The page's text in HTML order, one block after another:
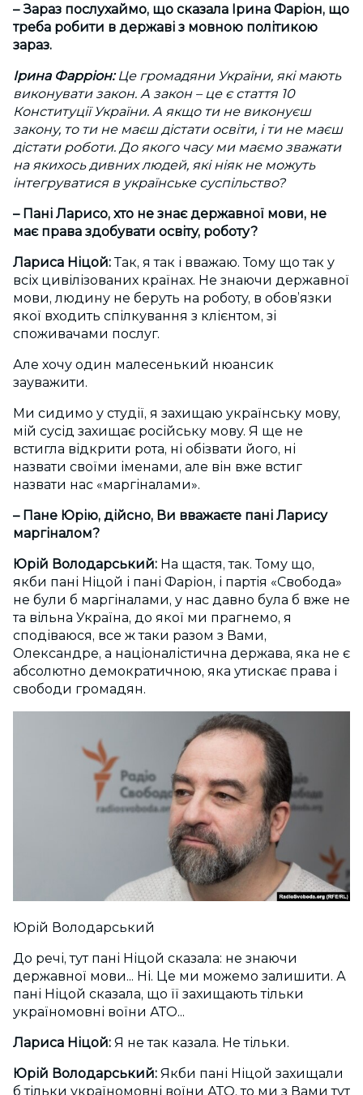
– Зараз послухаймо, що сказала Ірина Фаріон, що
треба робити в державі з мовною політикою
зараз.
Ірина Фарріон:Це громадяни України, які мають
виконувати закон. А закон – це є стаття 10
Конституції України. А якщо ти не виконуєш
закону, то ти не маєш дістати освіти, і ти не маєш
дістати роботи. До якого часу ми маємо зважати
на якихось дивних людей, які ніяк не можуть
інтегруватися в українське суспільство?
– Пані Ларисо, хто не знає державної мови, не
має права здобувати освіту, роботу?
Лариса Ніцой:Так, я так і вважаю. Тому що так у
всіх цивілізованих країнах. Не знаючи державної
мови, людину не беруть на роботу, в обов’язки
якої входить спілкування з клієнтом, зі
споживачами послуг.
Але хочу один малесенький нюансик
зауважити.
Ми сидимо у студії, я захищаю українську мову,
мій сусід захищає російську мову. Я ще не
встигла відкрити рота, ні обізвати його, ні
назвати своїми іменами, але він вже встиг
назвати нас «маргіналами».
– Пане Юрію, дійсно, Ви вважаєте пані Ларису
маргіналом?
Юрій Володарський: На щастя, так. Тому що,
якби пані Ніцой і пані Фаріон, і партія «Свобода»
не були б маргіналами, у нас давно була б вже не
та вільна Україна, до якої ми прагнемо, я
сподіваюся, все ж таки разом з Вами,
Олександре, а націоналістична держава, яка не є
абсолютно демократичною, яка утискає права і
свободи громадян.
Юрій Володарський
До речі, тут пані Ніцой сказала: не знаючи
державної мови... Ні. Це ми можемо залишити. А
пані Ніцой сказала, що її захищають тільки
україномовні воїни АТО...
Лариса Ніцой: Я не так казала. Не тільки.
Юрій Володарський: Якби пані Ніцой захищали
б тільки україномовні воїни АТО, то ми з Вами тут